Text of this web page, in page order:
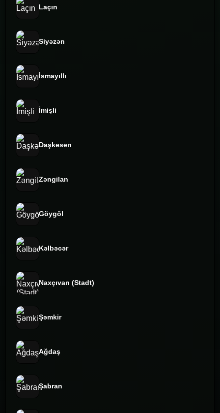
Laçın
Siyəzən
İsmayıllı
İmişli
Daşkəsən
Zəngilan
Göygöl
Kəlbəcər
Naxçıvan (Stadt)
Şəmkir
Ağdaş
Şabran